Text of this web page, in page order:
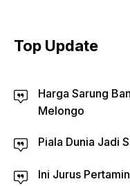
Top Update
Harga Sarung
Melongo
Piala Dunia Jadi
Ini Jurus